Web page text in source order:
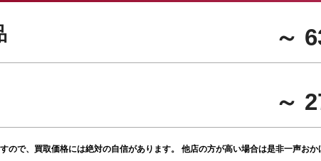
～
～
ので、買取価格には絶対の自信があります。 他店の方が高い場合は是非一声おか